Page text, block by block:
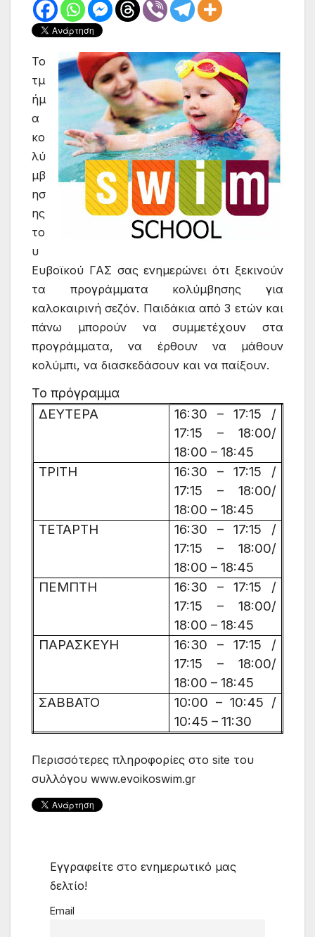
Το
τμ
ήμ
α
κο
λύ
μβ
ησ
ης
το
υ
Ευβοϊκού ΓΑΣ σας ενημερώνει ότι ξεκινούν
τα προγράμματα κολύμβησης για
καλοκαιρινή σεζόν. Παιδάκια από 3 ετών και
πάνω μπορούν να συμμετέχουν στα
προγράμματα, να έρθουν να μάθουν
κολύμπι, να διασκεδάσουν και να παίξουν.
Το πρόγραμμα
ΔΕΥΤΕΡΑ
16:30 – 17:15 /
17:15 – 18:00/
18:00 – 18:45
ΤΡΙΤΗ
16:30 – 17:15 /
17:15 – 18:00/
18:00 – 18:45
ΤΕΤΑΡΤΗ
16:30 – 17:15 /
17:15 – 18:00/
18:00 – 18:45
ΠΕΜΠΤΗ
16:30 – 17:15 /
17:15 – 18:00/
18:00 – 18:45
ΠΑΡΑΣΚΕΥΗ
16:30 – 17:15 /
17:15 – 18:00/
18:00 – 18:45
ΣΑΒΒΑΤΟ
10:00 – 10:45 /
10:45 – 11:30
Περισσότερες πληροφορίες στο site του
συλλόγου www.evoikoswim.gr
Εγγραφείτε στο ενημερωτικό μας
δελτίο!
Email